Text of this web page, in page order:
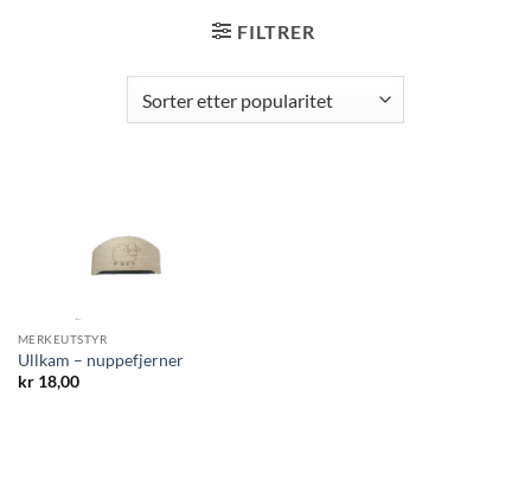
FILTRER
MERKEUTSTYR
Ullkam – nuppefjerner
kr18,00